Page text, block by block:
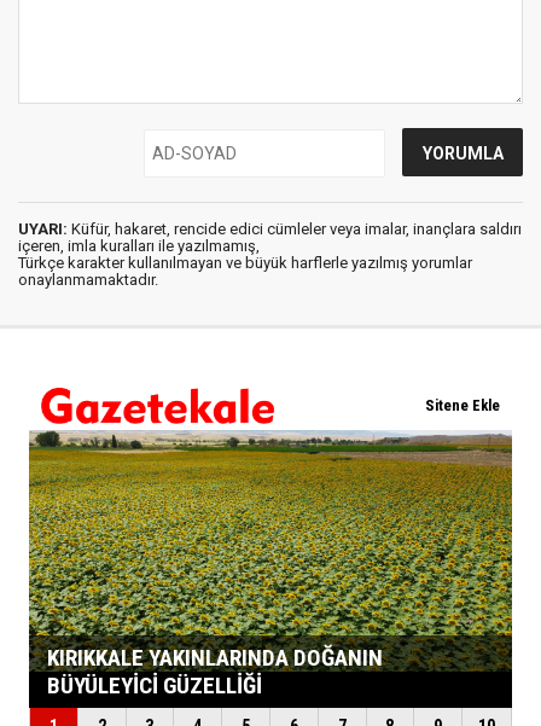
UYARI: Küfür, hakaret, rencide edici cümleler veya imalar, inançlara saldırı
içeren, imla kuralları ile yazılmamış,
Türkçe karakter kullanılmayan ve büyük harflerle yazılmış yorumlar
onaylanmamaktadır.